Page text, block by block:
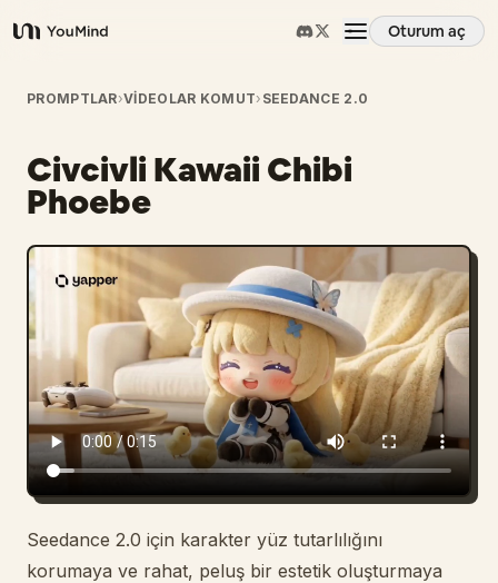
YouMind
Oturum aç
Genel Bakış
Kullanım Senaryoları
Beceriler
İstemler
Fiyatlandırma
İndir
Blog
PROMPTLAR›VIDEOLAR KOMUT› SEEDANCE 2.0
Civcivli Kawaii Chibi
Phoebe
Seedance 2.0 için karakter yüz tutarlılığını
korumaya ve rahat, peluş bir estetik oluşturmaya